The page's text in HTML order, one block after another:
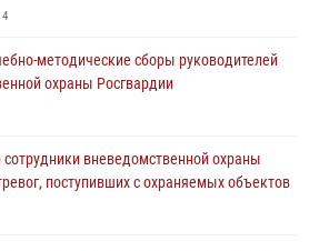
охраны Росгвардии
приняли участие в молебне в рамках
святого равноапостольного князя
4
методические сборы руководителей
охраны Росгвардии
вневедомственной охраны
поступивших с охраняемых объектов